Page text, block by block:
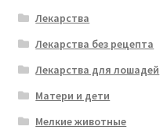
Лекарства
Лекарства без рецепта
Лекарства для лошадей
Матери и дети
Мелкие животные